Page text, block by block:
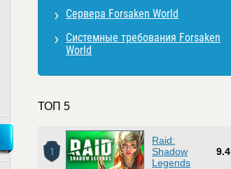
Сервера Forsaken World
Системные требования Forsaken
World
ТОП 5
1
Raid:
Shadow
Legends
9.4